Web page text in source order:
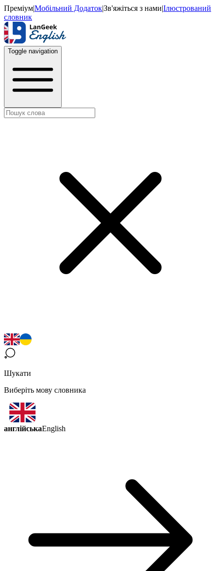
Преміум|Мобільний Додаток|Зв'яжіться з нами|Ілюстрований
словник
Toggle navigation
Шукати
Виберіть мову словника
англійськаEnglish